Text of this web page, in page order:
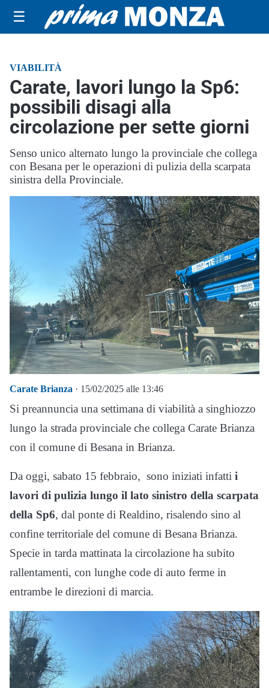
☰
VIABILITÀ
Carate, lavori lungo la Sp6:
possibili disagi alla
circolazione per sette giorni
Senso unico alternato lungo la provinciale che collega
con Besana per le operazioni di pulizia della scarpata
sinistra della Provinciale.
Carate Brianza · 15/02/2025 alle 13:46
Si preannuncia una settimana di viabilità a singhiozzo
lungo la strada provinciale che collega Carate Brianza
con il comune di Besana in Brianza.
Da oggi, sabato 15 febbraio, sono iniziati infatti i
lavori di pulizia lungo il lato sinistro della scarpata
della Sp6, dal ponte di Realdino, risalendo sino al
confine territoriale del comune di Besana Brianza.
Specie in tarda mattinata la circolazione ha subito
rallentamenti, con lunghe code di auto ferme in
entrambe le direzioni di marcia.